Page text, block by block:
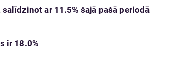
ar 11.5% šajā pašā periodā
ir 18.0%